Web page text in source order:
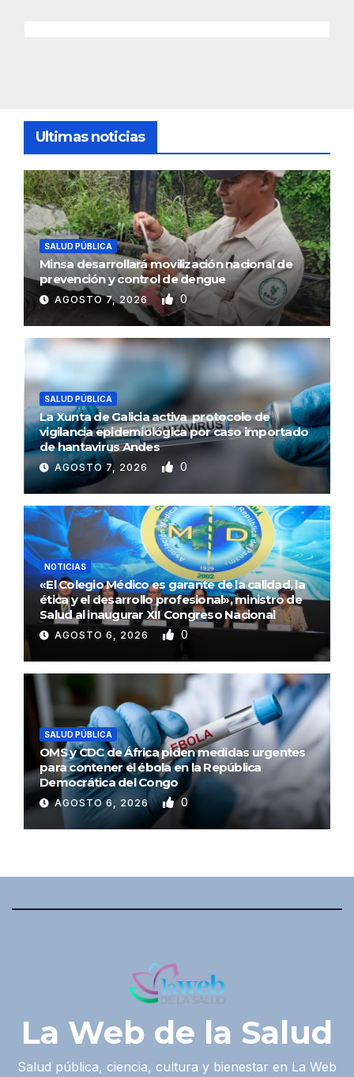
Ultimas noticias
SALUD PÚBLICA
Minsa desarrollará movilización nacional de
prevención y control de dengue
AGOSTO 7, 2026 0
SALUD PÚBLICA
La Xunta de Galicia activa protocolo de
vigilancia epidemiológica por caso importado
de hantavirus Andes
AGOSTO 7, 2026 0
NOTICIAS
«El Colegio Médico es garante de la calidad, la
ética y el desarrollo profesional», ministro de
Salud al inaugurar XII Congreso Nacional
AGOSTO 6, 2026 0
SALUD PÚBLICA
OMS y CDC de África piden medidas urgentes
para contener el ébola en la República
Democrática del Congo
AGOSTO 6, 2026 0
La Web de la Salud
Salud pública, ciencia, cultura y bienestar en La Web